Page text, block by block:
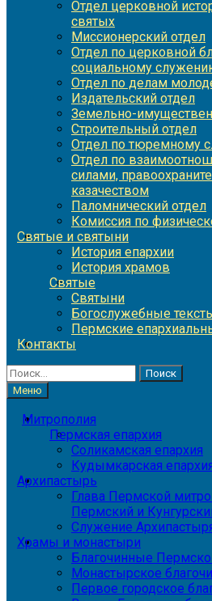
Отдел церковной
святых
Миссионерский отдел
Отдел по церковной
социальному
Отдел по делам
Издательский отдел
Земельно-
Строительный отдел
Отдел по тюремному
Отдел по
силами,
казачеством
Паломнический отдел
Комиссия по
Святые и святыни
История епархии
История храмов
Святые
Святыни
Богослужебные
Пермские
Контакты
Найти:
Меню
Митрополия
Пермская епархия
Соликамская епархия
Кудымкарская
Архипастырь
Глава Пермской
Пермский и
Служение
Храмы и монастыри
Благочинные
Монастырское
Первое городское